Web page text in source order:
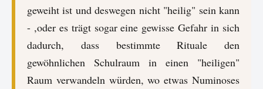
geweiht ist und deswegen nicht "heilig" sein kann
- ,oder es trägt sogar eine gewisse Gefahr in sich
dadurch, dass bestimmte Rituale den
gewöhnlichen Schulraum in einen "heiligen"
Raum verwandeln würden, wo etwas Numinoses